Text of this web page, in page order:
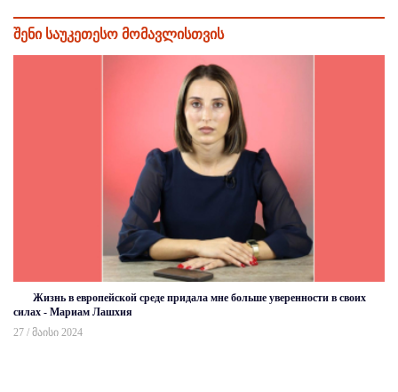
შენი საუკეთესო მომავლისთვის
Жизнь в европейской среде придала мне больше уверенности в своих
силах - Мариам Лашхия
27 / მაისი 2024